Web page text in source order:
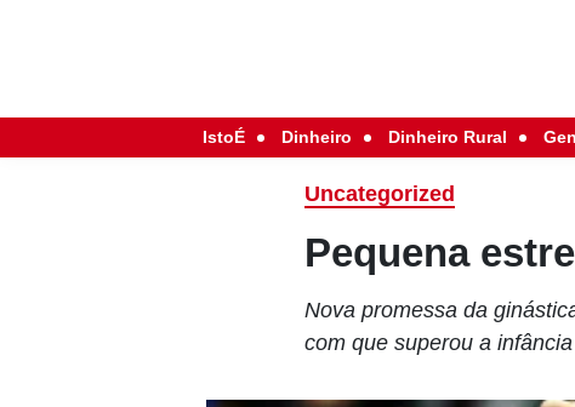
IstoÉ Dinheiro Dinheiro Rural
Uncategorized
Pequena
Nova promessa da
com que superou a